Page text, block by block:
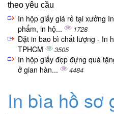
theo yêu cầu
In hộp giấy giá rẻ tại xưởng
phẩm, in hộ...
1728
Đặt in bao bì chất lượng - In
TPHCM
3505
In hộp giấy đẹp đựng quà
ở gian hàn...
4484
In bìa hồ sơ